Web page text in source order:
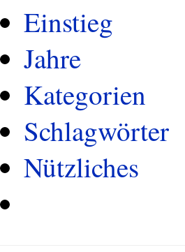
Einstieg
Jahre
Kategorien
Schlagwörter
Nützliches